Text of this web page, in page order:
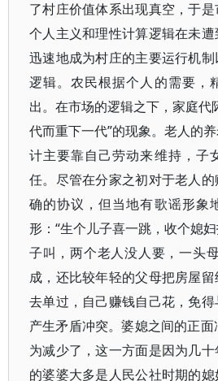
了村庄价值体系出现真空，于
个人主义和理性计算逻辑在未
迅速地成为村庄的主要运行机
逻辑。农民根据个人的需要，
出。在市场的逻辑之下，家庭代
代而重下一代”的现象。老人的
计主要靠自己劳动来维持，子
任。尽管在分家之初对于老人
确的协议，但当地有歌谣形象
形：“生个儿子喜一跳，收个媳
子叫，两个老人没人要，一头
成，还比较年轻的父母把房屋
去单过，自己赚钱自己花，免
产生矛盾冲突。婆媳之间的正
为减少了，这一方面是因为几
的婆婆大多是人民公社时期的